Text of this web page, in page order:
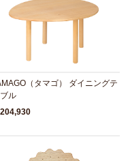
（タマゴ） ダイニングテ
ル
204,930